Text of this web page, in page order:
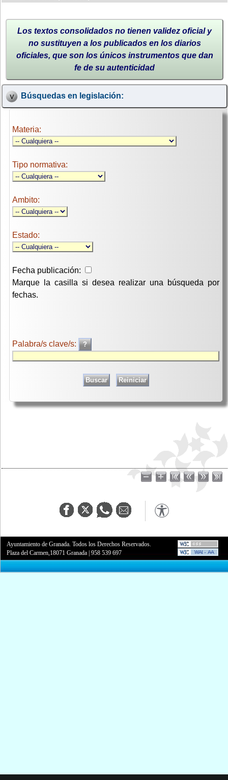
Los textos consolidados no tienen validez oficial y
no sustituyen a los publicados en los diarios
oficiales, que son los únicos instrumentos que dan
fe de su autenticidad
Búsquedas en legislación:
Materia:
Tipo normativa:
Ambito:
Estado:
Fecha publicación:
Marque la casilla si desea realizar una búsqueda por
fechas.
Palabra/s clave/s:
Ayuntamiento de Granada. Todos los Derechos Reservados.
Plaza del Carmen,18071 Granada |958 539 697